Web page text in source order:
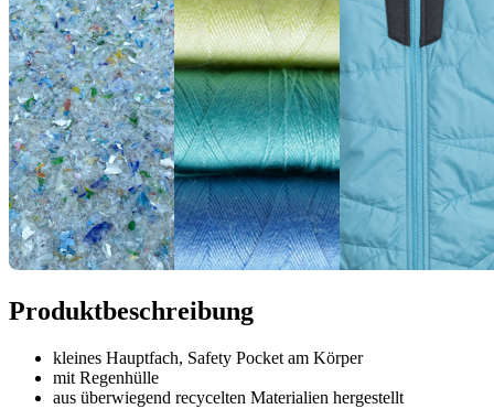
Produktbeschreibung
kleines Hauptfach, Safety Pocket am Körper
mit Regenhülle
aus überwiegend recycelten Materialien hergestellt